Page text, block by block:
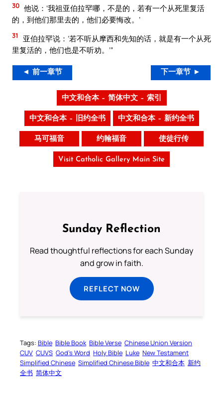
30 他说：‘我祖亚伯拉罕哪，不是的，若有一个从死里复活
的，到他们那里去的，他们必要悔改。’
31
亚伯拉罕说：‘若不听从摩西和先知的话，就是有一个从死
里复活的，他们也是不听劝。’”
◄ 前一章节 下一章节 ►
中文和合本 – 简体中文 – 索引
中文和合本 – 旧约全书 中文和合本 – 新约全书
马可福音 约翰福音 使徒行传
Visit Catholic Gallery Main Site
Sunday Reflection
Read thoughtful reflections for each Sunday
and grow in faith.
REFLECT NOW
Tags: Bible Bible Book Bible Verse Chinese Union Version
CUV CUVS God’s Word Holy Bible Luke New Testament
Simplified Chinese Simplified Chinese Bible 中文和合本 新约
全书 简体中文